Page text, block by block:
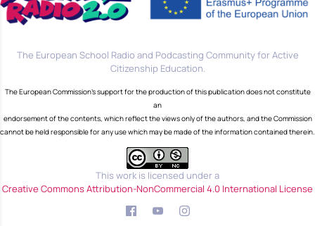
The European School Radio and Podcasting Community for Active
Citizenship Education.
The European Commission's support for the production of this publication does not constitute
an
endorsement of the contents, which reflect the views only of the authors, and the Commission
cannot be held responsible for any use which may be made of the information contained therein.
This work is licensed under a
Creative Commons Attribution-NonCommercial 4.0 International License